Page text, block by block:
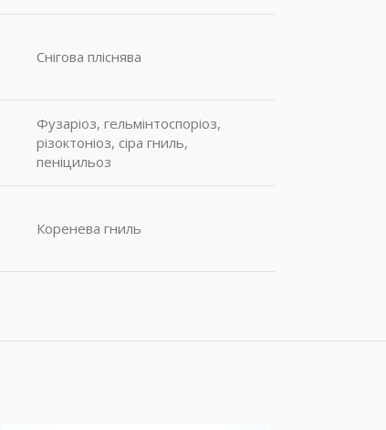
Снігова пліснява
Фузаріоз, гельмінтоспоріоз,
різоктоніоз, сіра гниль,
пеніцильоз
Коренева гниль